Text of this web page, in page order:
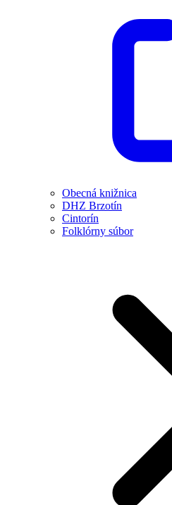
Obecná knižnica
DHZ Brzotín
Cintorín
Folklórny súbor